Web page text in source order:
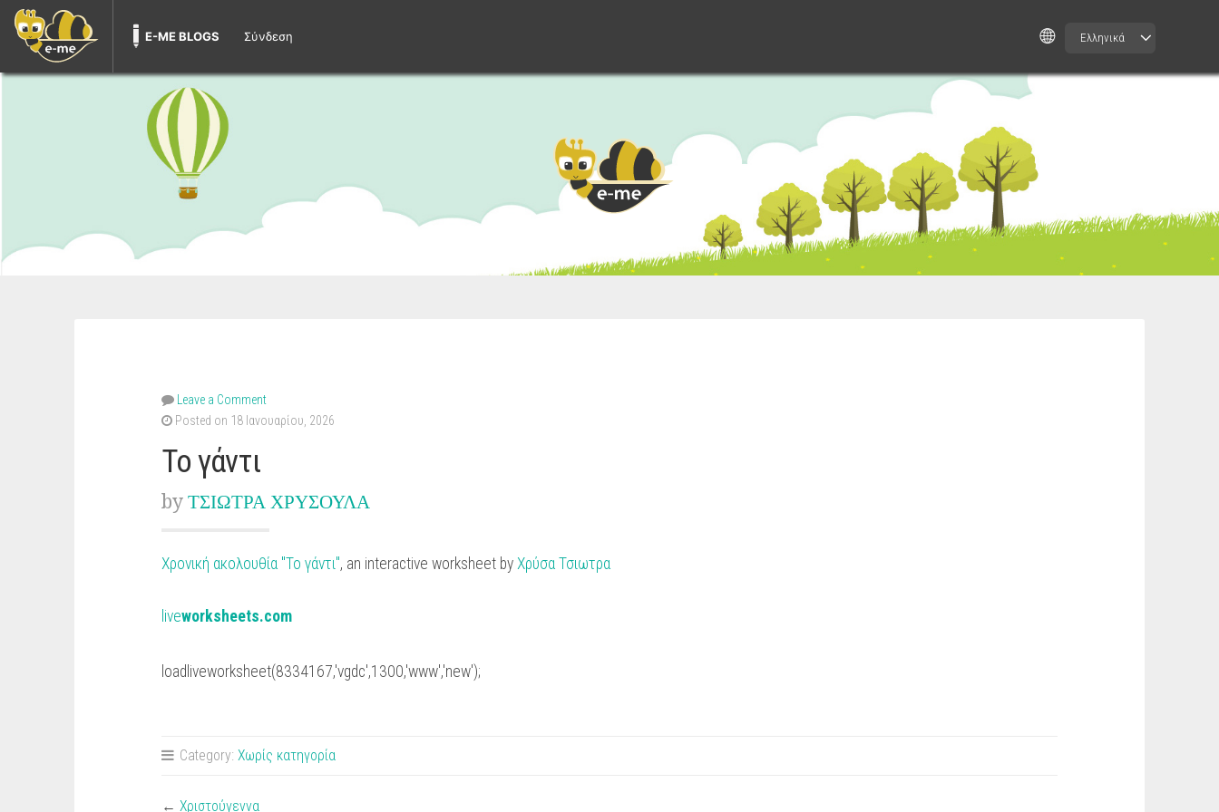
Ελληνικά
E-ME BLOGS Σύνδεση
Leave a Comment
Posted on 18 Ιανουαρίου, 2026
Το γάντι
by ΤΣΙΩΤΡΑ ΧΡΥΣΟΥΛΑ
Χρονική ακολουθία "Το γάντι", an interactive worksheet by Χρύσα Τσιωτρα
liveworksheets.com
loadliveworksheet(8334167,'vgdc',1300,'www','new');
Category: Χωρίς κατηγορία
← Χριστούγεννα